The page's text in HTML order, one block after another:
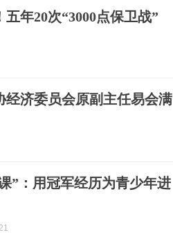
年20次“3000点保卫战”
经济委员会原副主任易会满
”：用冠军经历为青少年进